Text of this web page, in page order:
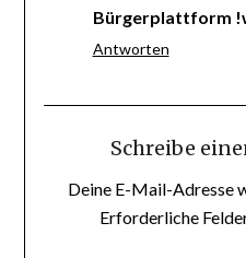
Bürgerplattform
Antworten
Schreibe
Deine E-Mail-Adresse
Erforderliche